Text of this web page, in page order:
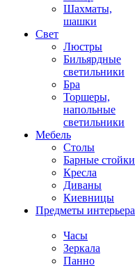
Шахматы,
шашки
Свет
Люстры
Бильярдные
светильники
Бра
Торшеры,
напольные
светильники
Мебель
Столы
Барные стойки
Кресла
Диваны
Киевницы
Предметы интерьера
Часы
Зеркала
Панно